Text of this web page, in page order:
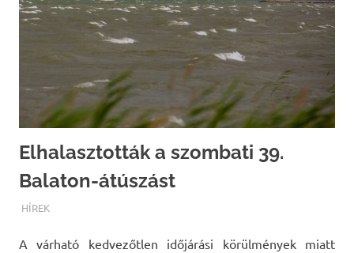
Elhalasztották a szombati 39.
Balaton-átúszást
TERMALFURDOK.COM
HÍREK
A várható kedvezőtlen időjárási körülmények miatt